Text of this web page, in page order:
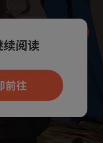
开App新用
阅读
前往